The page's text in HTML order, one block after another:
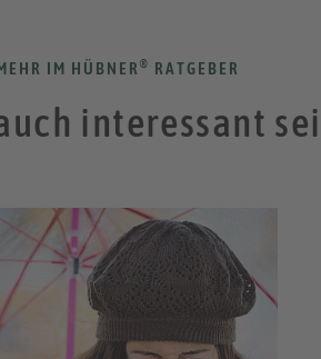
IM HÜBNER ® RATGEBER
interessant